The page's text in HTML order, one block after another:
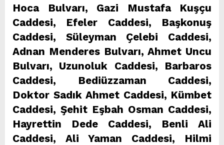
Hoca Bulvarı, Gazi Mustafa Kuşçu
Caddesi, Efeler Caddesi, Başkonuş
Caddesi, Süleyman Çelebi Caddesi,
Adnan Menderes Bulvarı, Ahmet Uncu
Bulvarı, Uzunoluk Caddesi, Barbaros
Caddesi, Bediüzzaman Caddesi,
Doktor Sadık Ahmet Caddesi, Kümbet
Caddesi, Şehit Eşbah Osman Caddesi,
Hayrettin Dede Caddesi, Benli Ali
Caddesi, Ali Yaman Caddesi, Hilmi